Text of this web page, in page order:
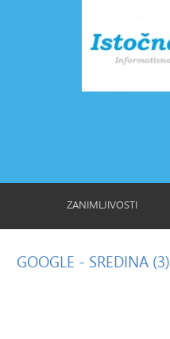
ZANIMLJIVOSTI
GOOGLE - SREDINA (3)